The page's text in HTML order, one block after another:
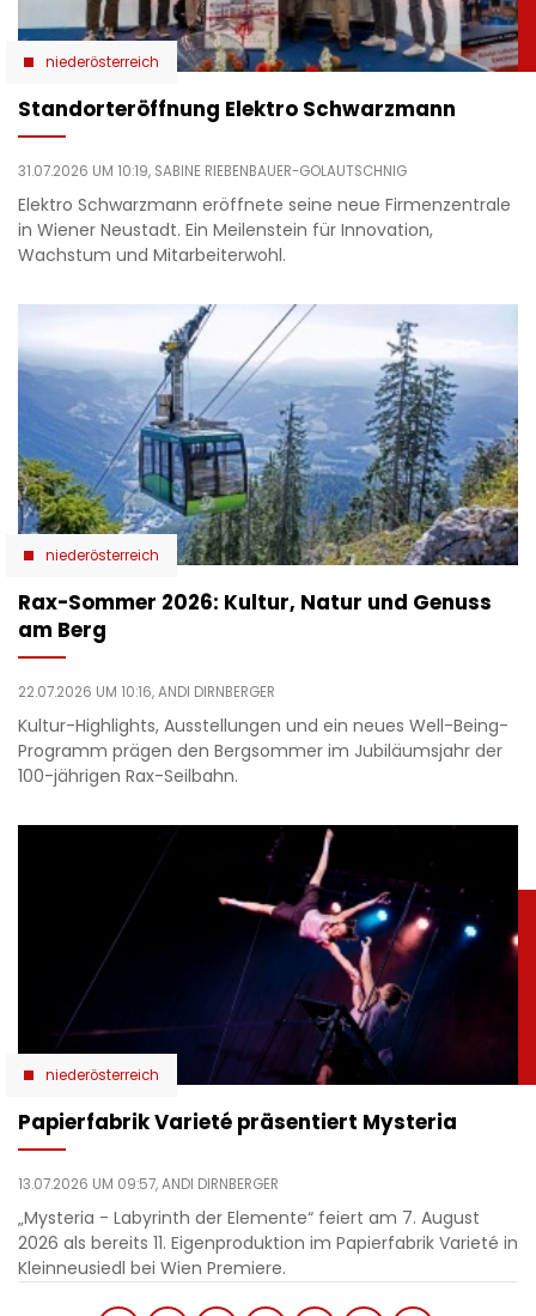
niederösterreich
Standorteröffnung Elektro Schwarzmann
31.07.2026 UM 10:19, SABINE RIEBENBAUER-GOLAUTSCHNIG
Elektro Schwarzmann eröffnete seine neue Firmenzentrale
in Wiener Neustadt. Ein Meilenstein für Innovation,
Wachstum und Mitarbeiterwohl.
niederösterreich
Rax-Sommer 2026: Kultur, Natur und Genuss
am Berg
22.07.2026 UM 10:16,ANDI DIRNBERGER
Kultur-Highlights, Ausstellungen und ein neues Well-Being-
Programm prägen den Bergsommer im Jubiläumsjahr der
100-jährigen Rax-Seilbahn.
niederösterreich
Papierfabrik Varieté präsentiert Mysteria
13.07.2026 UM 09:57,ANDI DIRNBERGER
„Mysteria - Labyrinth der Elemente“ feiert am 7. August
2026 als bereits 11. Eigenproduktion im Papierfabrik Varieté in
Kleinneusiedl bei Wien Premiere.